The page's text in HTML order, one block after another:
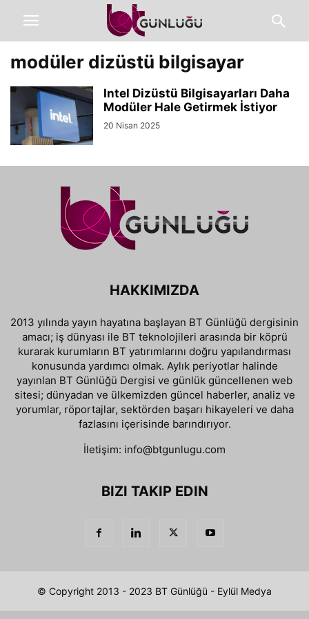
modüler dizüstü bilgisayar
Intel Dizüstü Bilgisayarları Daha
Modüler Hale Getirmek İstiyor
20 Nisan 2025
HAKKIMIZDA
2013 yılında yayın hayatına başlayan BT Günlüğü dergisinin
amacı; iş dünyası ile BT teknolojileri arasında bir köprü
kurarak kurumların BT yatırımlarını doğru yapılandırması
konusunda yardımcı olmak. Aylık periyotlar halinde
yayınlan BT Günlüğü Dergisi ve günlük güncellenen web
sitesi; dünyadan ve ülkemizden güncel haberler, analiz ve
yorumlar, röportajlar, sektörden başarı hikayeleri ve daha
fazlasını içerisinde barındırıyor.
İletişim: info@btgunlugu.com
BIZI TAKIP EDIN
© Copyright 2013 - 2023 BT Günlüğü - Eylül Medya